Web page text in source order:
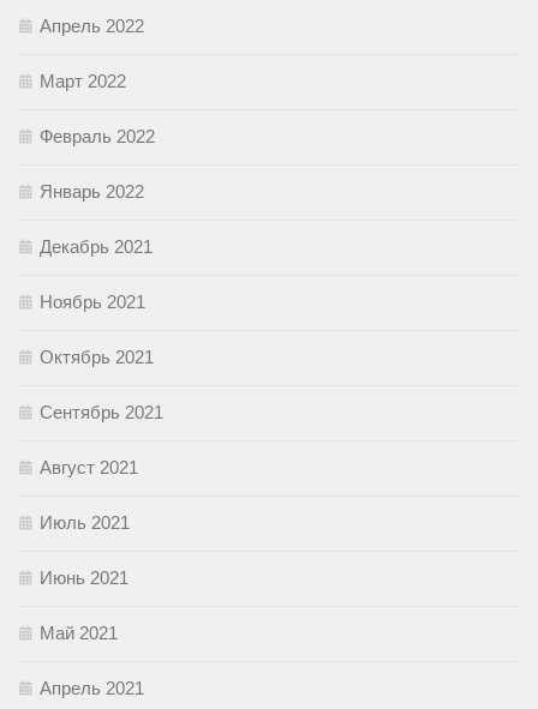
Апрель 2022
Март 2022
Февраль 2022
Январь 2022
Декабрь 2021
Ноябрь 2021
Октябрь 2021
Сентябрь 2021
Август 2021
Июль 2021
Июнь 2021
Май 2021
Апрель 2021